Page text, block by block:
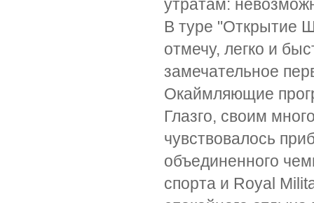
утратам:
В туре "Открытие
отмечу, легко и
замечательное
Окаймляющие
Глазго, своим
чувствовалось
объединенного
спорта и Royal